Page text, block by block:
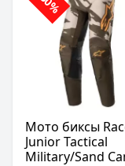
Мото биксы
Junior Tactical
Military/Sand